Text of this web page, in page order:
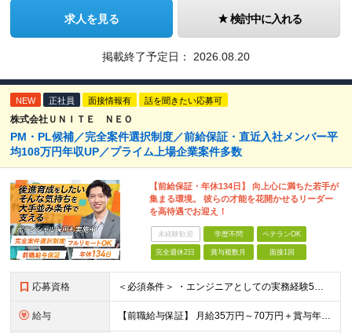
求人を見る 検討中に入れる
掲載終了予定日： 2026.08.20
NEW 正社員 面接情報有 話を聞きたい応募可
株式会社ＵＮＩＴＥ ＮＥＯ
PM・PL候補／完全案件選択制度／前給保証・直近入社メンバー平
均108万円年収UP／プライム上場企業案件多数
【前給保証・年休134日】 向上心に満ちた若手が
集まる環境。 彼らの才能を花開かせるリーダー
を高待遇でお迎え！
未経験歓迎 学歴不問 ベテランOK
完全週休2日 賞与複数月 面接1回
応募資格 ＜必須条件＞ ・エンジニアとしての実務経験5年以上 ＜尚可条件＞ ・PM、PL経験 ・後輩指導やチームリーダーなど、何らかのリード経験 ※リーダー未経験の方のご応募も大歓迎です！ポテンシャル採用を
給与 【前職給与保証】 月給35万円～70万円＋賞与年2回＋各種手当 ※前職の給与・スキル・経験を考慮の上、決定いたします。 ※月給には固定残業代（月30時間分／5万円～10万円）を含みます。超過分は別途